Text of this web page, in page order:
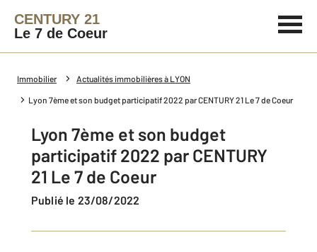
CENTURY 21
Le 7 de Coeur
Immobilier Actualités immobilières à LYON
Lyon 7ème et son budget participatif 2022 par CENTURY 21 Le 7 de Coeur
Lyon 7ème et son budget
participatif 2022 par CENTURY
21 Le 7 de Coeur
Publié le 23/08/2022